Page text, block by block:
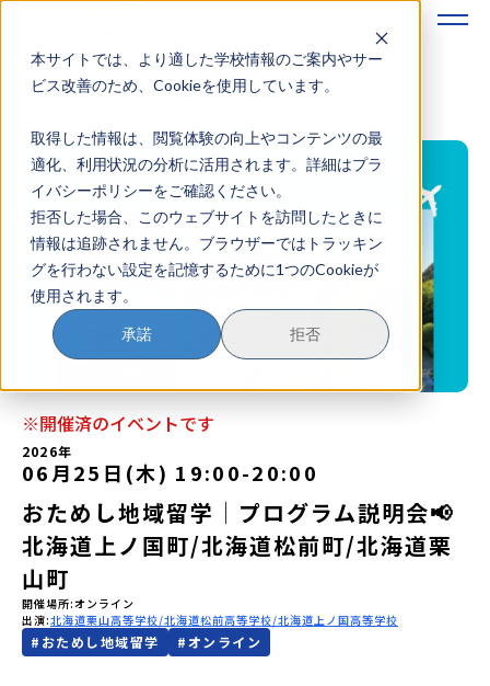
本サイトでは、より適した学校情報のご案内やサー
ビス改善のため、Cookieを使用しています。
取得した情報は、閲覧体験の向上やコンテンツの最
適化、利用状況の分析に活用されます。詳細はプラ
イバシーポリシーをご確認ください。
拒否した場合、このウェブサイトを訪問したときに
情報は追跡されません。ブラウザーではトラッキン
グを行わない設定を記憶するために1つのCookieが
使用されます。
承諾 拒否
地域みらい留学のすすめかた
地域みらい留学とは
学校を探す
イベントを探す
おためし地域留学
マガジン
奨学金について
イベント参加方法
MYページログイン
※開催済のイベントです
2026年
06月25日(木) 19:00-20:00
おためし地域留学│プログラム説明会📢
北海道上ノ国町/北海道松前町/北海道栗
山町
開催場所 オンライン
出演 北海道栗山高等学校 北海道松前高等学校 北海道上ノ国高等学校
# おためし地域留学 #オンライン